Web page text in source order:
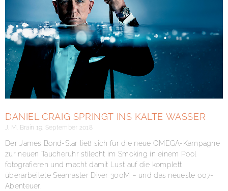
DANIEL CRAIG SPRINGT INS KALTE WASSER
J. M. Brain 19. September 2018
Der James Bond-Star ließ sich für die neue OMEGA-Kampagne
zur neuen Taucheruhr stilecht im Smoking in einem Pool
fotografieren und macht damit Lust auf die komplett
überarbeitete Seamaster Diver 300M – und das neueste 007-
Abenteuer.